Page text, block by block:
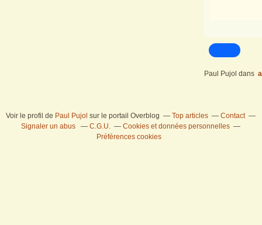
Paul Pujol dans
Voir le profil de Paul Pujol sur le portail Overblog Top articles
Contact
Signaler un abus
C.G.U.
Cookies et données personnelles
Préférences cookies